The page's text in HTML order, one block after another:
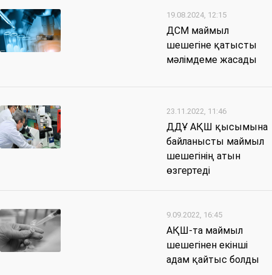
19.08.2024, 12:15
ДСМ маймыл
шешегіне қатысты
мәлімдеме жасады
23.11.2022, 11:46
ДДҰ АҚШ қысымына
байланысты маймыл
шешегінің атын
өзгертеді
9.09.2022, 16:45
АҚШ-та маймыл
шешегінен екінші
адам қайтыс болды